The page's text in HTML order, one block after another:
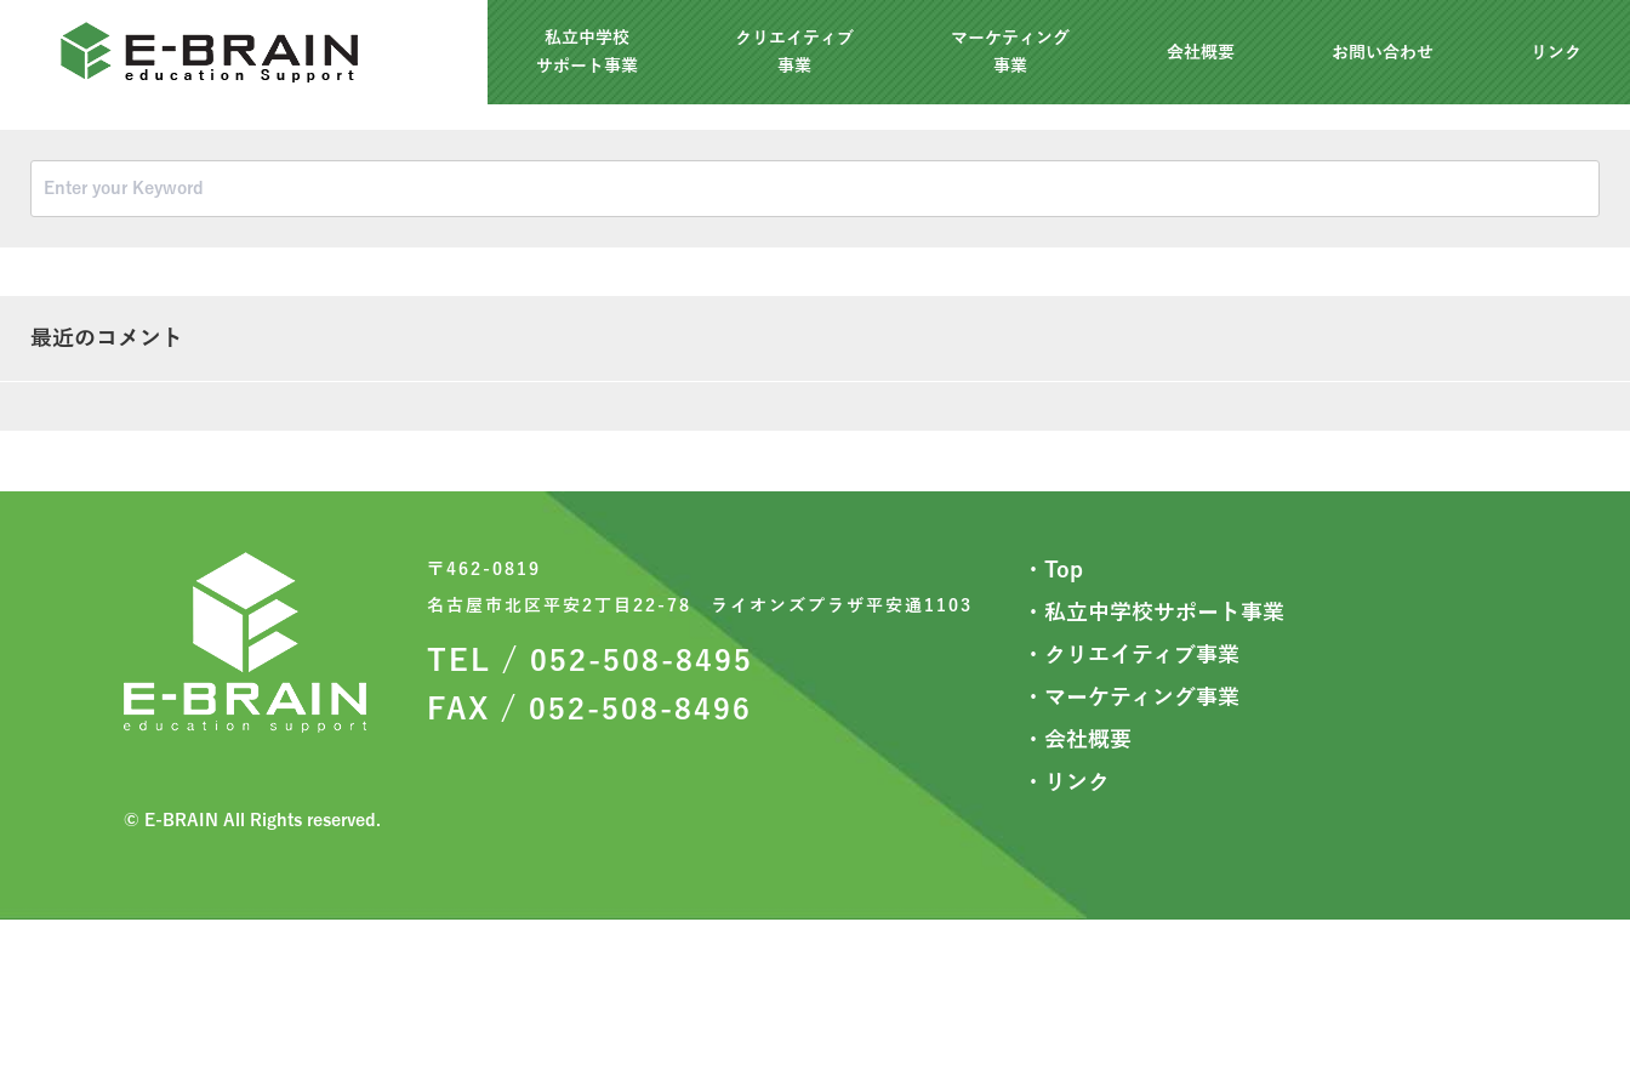
私立中学校
サポート事業
クリエイティブ
事業
マーケティング
事業
会社概要 お問い合わせ リンク
最近のコメント
〒462-0819
名古屋市北区平安2丁目22-78 ライオンズプラザ平安通1103
TEL / 052-508-8495
FAX / 052-508-8496
・Top
・私立中学校サポート事業
・クリエイティブ事業
・マーケティング事業
・会社概要
・リンク
© E-BRAIN All Rights reserved.